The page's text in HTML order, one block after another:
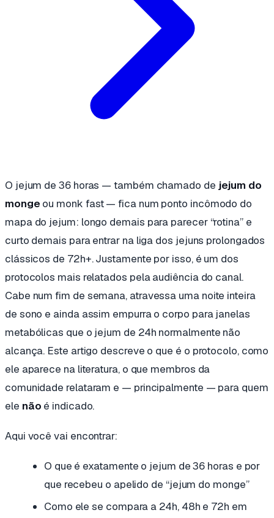
O jejum de 36 horas — também chamado de jejum do
monge ou monk fast— fica num ponto incômodo do
mapa do jejum: longo demais para parecer “rotina” e
curto demais para entrar na liga dos jejuns prolongados
clássicos de 72h+. Justamente por isso, é um dos
protocolos mais relatados pela audiência do canal.
Cabe num fim de semana, atravessa uma noite inteira
de sono e ainda assim empurra o corpo para janelas
metabólicas que o jejum de 24h normalmente não
alcança. Este artigo descreve o que é o protocolo, como
ele aparece na literatura, o que membros da
comunidade relataram e — principalmente — para quem
ele não é indicado.
Aqui você vai encontrar:
O que é exatamente o jejum de 36 horas e por
que recebeu o apelido de “jejum do monge”
Como ele se compara a 24h, 48h e 72h em